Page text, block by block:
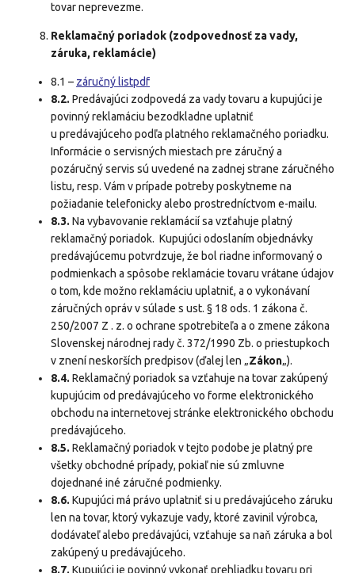
tovar neprevezme.
Reklamačný poriadok (zodpovednosť za vady,
záruka, reklamácie)
8.1 – záručný listpdf
8.2. Predávajúci zodpovedá za vady tovaru a kupujúci je
povinný reklamáciu bezodkladne uplatniť
u predávajúceho podľa platného reklamačného poriadku.
Informácie o servisných miestach pre záručný a
pozáručný servis sú uvedené na zadnej strane záručného
listu, resp. Vám v prípade potreby poskytneme na
požiadanie telefonicky alebo prostredníctvom e-mailu.
8.3. Na vybavovanie reklamácií sa vzťahuje platný
reklamačný poriadok. Kupujúci odoslaním objednávky
predávajúcemu potvrdzuje, že bol riadne informovaný o
podmienkach a spôsobe reklamácie tovaru vrátane údajov
o tom, kde možno reklamáciu uplatniť, a o vykonávaní
záručných opráv v súlade s ust. § 18 ods. 1 zákona č.
250/2007 Z . z. o ochrane spotrebiteľa a o zmene zákona
Slovenskej národnej rady č. 372/1990 Zb. o priestupkoch
v znení neskorších predpisov (ďalej len „Zákon„).
8.4. Reklamačný poriadok sa vzťahuje na tovar zakúpený
kupujúcim od predávajúceho vo forme elektronického
obchodu na internetovej stránke elektronického obchodu
predávajúceho.
8.5. Reklamačný poriadok v tejto podobe je platný pre
všetky obchodné prípady, pokiaľ nie sú zmluvne
dojednané iné záručné podmienky.
8.6. Kupujúci má právo uplatniť si u predávajúceho záruku
len na tovar, ktorý vykazuje vady, ktoré zavinil výrobca,
dodávateľ alebo predávajúci, vzťahuje sa naň záruka a bol
zakúpený u predávajúceho.
8.7. Kupujúci je povinný vykonať prehliadku tovaru pri